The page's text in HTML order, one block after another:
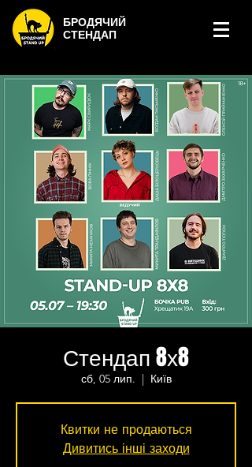
БРОДЯЧИЙ
СТЕНДАП
Стендап 8х8
сб, 05 лип.
  |
Київ
Квитки не продаються
Дивитись інші заходи